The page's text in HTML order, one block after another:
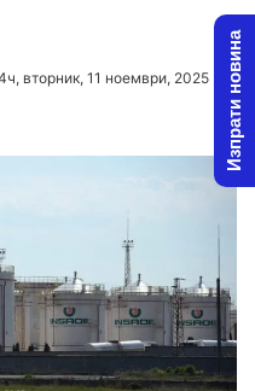
вторник, 11 ноември, 2025 Изпрати новина